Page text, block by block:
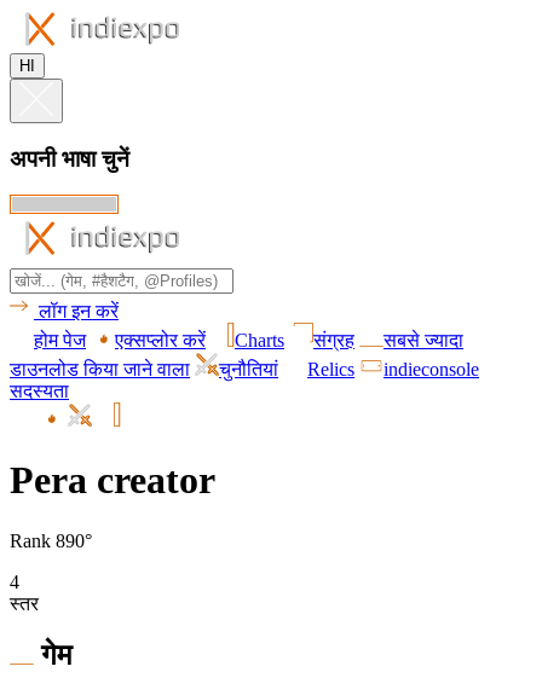
HI
अपनी भाषा चुनें
लॉग इन करें
होम पेज
एक्सप्लोर करें Charts संग्रह
सबसे ज्यादा
डाउनलोड किया जाने वाला
चुनौतियां Relics
indieconsole
सदस्यता
Pera creator
Rank 890°
4
स्तर
गेम